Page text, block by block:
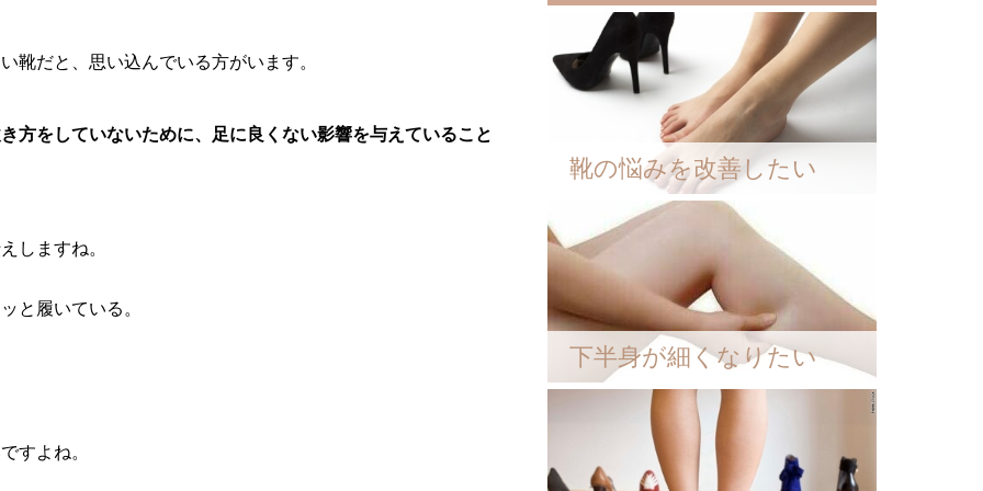
靴だと、思い込んでいる方がいます。
方をしていないために、足に良くない影響を与えていること
しますね。
と履いている。
すよね。
靴の悩みを改善したい
下半身が細くなりたい